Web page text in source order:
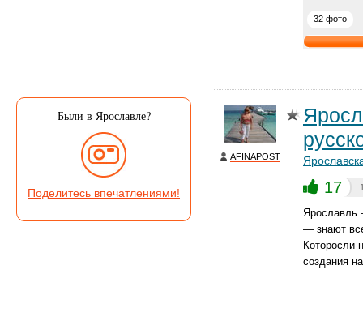
Были в Ярославле?
Поделитесь впечатлениями!
32 фото
AFINAPOST
17
Ярославль
— знают
Которосли
создания